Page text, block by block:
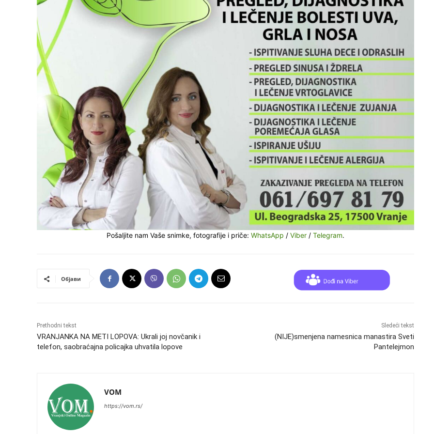
Pošaljite nam Vaše snimke, fotografije i priče: WhatsApp / Viber/ Telegram.
Објави
Prethodni tekst
VRANJANKA NA METI LOPOVA: Ukrali joj novčanik i
telefon, saobraćajna policajka uhvatila lopove
Sledeći tekst
(NIJE)smenjena namesnica manastira Sveti
Pantelejmon
VOM
https://vom.rs/